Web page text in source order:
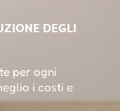
DEGLI
per ogni
i costi e